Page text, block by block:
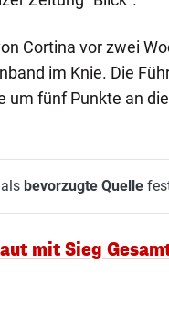
Cortina vor zwei
im Knie. Die
fünf Punkte an
bevorzugte Quelle
mit Sieg